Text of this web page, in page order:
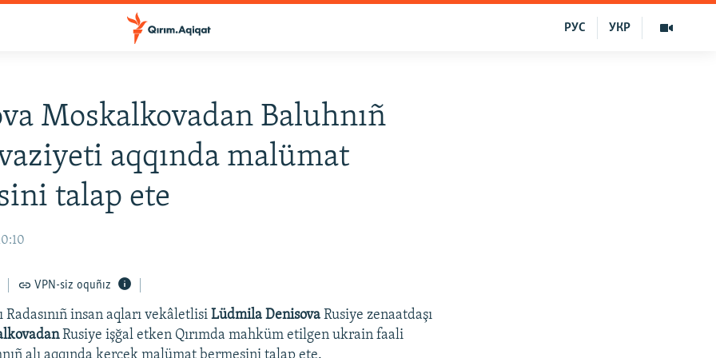
УКР
РУС
Moskalkovadan Baluhnıñ
aqqında malümat
talap ete
VPN-siz oquñız
Radasınıñ insan aqları vekâletlisiLüdmila Denisova Rusiye zenaatdaşı
Rusiye işğal etken Qırımda mahküm etilgen ukrain faali